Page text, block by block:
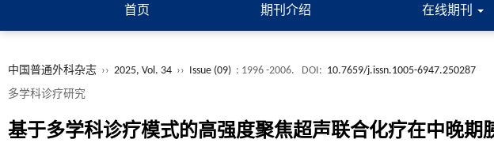
首页 期刊介绍 在线期刊
中国普通外科杂志 ›› 2025, Vol. 34 ›› Issue (09) : 1996 -2006. DOI: 10.7659/j.issn.1005-6947.250287
多学科诊疗研究
基于多学科诊疗模式的高强度聚焦超声联合化疗在中晚